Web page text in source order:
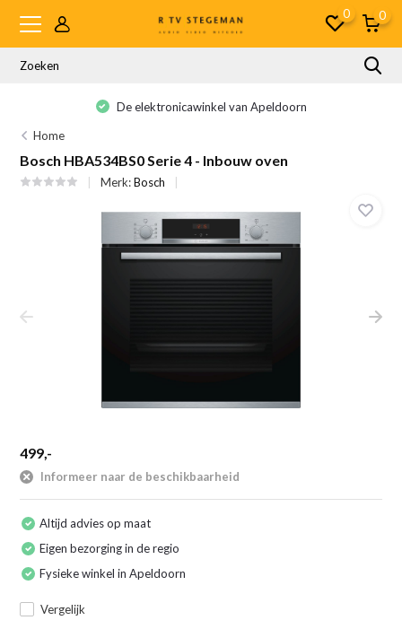
0 0
De elektronicawinkel van Apeldoorn
Home
Bosch HBA534BS0 Serie 4 - Inbouw oven
Merk:Bosch
499,-
Informeer naar de beschikbaarheid
Altijd advies op maat
Eigen bezorging in de regio
Fysieke winkel in Apeldoorn
Vergelijk